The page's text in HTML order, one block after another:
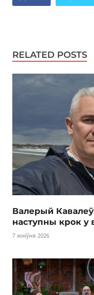
RELATED POSTS
Валерый
наступны крок у
7 жніўня 2026